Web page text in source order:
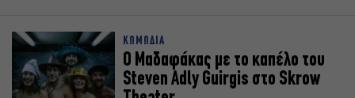
ΚΩΜΩΔΙΑ
Ο Μαδαφάκας με το καπέλο του
Steven Adly Guirgis στο Skrow